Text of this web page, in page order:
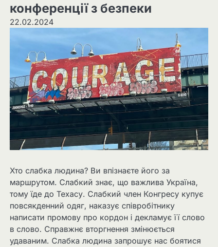
конференції з безпеки
22.02.2024
Хто слабка людина? Ви впізнаєте його за
маршрутом. Слабкий знає, що важлива Україна,
тому їде до Техасу. Слабкий член Конгресу купує
повсякденний одяг, наказує співробітнику
написати промову про кордон і декламує її слово
в слово. Справжнє вторгнення змінюється
удаваним. Слабка людина запрошує нас боятися